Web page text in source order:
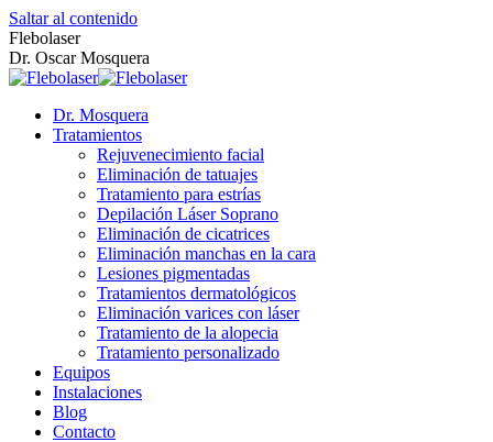
Saltar al contenido
Flebolaser
Dr. Oscar Mosquera
Dr. Mosquera
Tratamientos
Rejuvenecimiento facial
Eliminación de tatuajes
Tratamiento para estrías
Depilación Láser Soprano
Eliminación de cicatrices
Eliminación manchas en la cara
Lesiones pigmentadas
Tratamientos dermatológicos
Eliminación varices con láser
Tratamiento de la alopecia
Tratamiento personalizado
Equipos
Instalaciones
Blog
Contacto